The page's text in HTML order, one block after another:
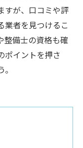
すが、口コミや評
業者を見つけるこ
整備士の資格も確
ポイントを押さ